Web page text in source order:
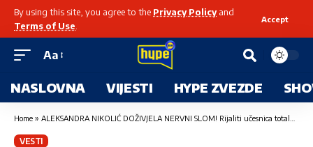
By using this site, you agree to the Privacy Policyand
Terms of Use
Accept
Aa
NASLOVNA VIJESTI HYPE ZVEZDE
Home » ALEKSANDRA NIKOLIĆ DOŽIVJELA NERVNI SLOM! Rijaliti učesnica totalno VAN SEBE, nije ni slutila da će se ovo desiti!
VESTI